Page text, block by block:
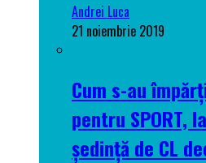
Andrei Luca
21 noiembrie 2019
Cum s-au
pentru SPORT,
ședință de CL